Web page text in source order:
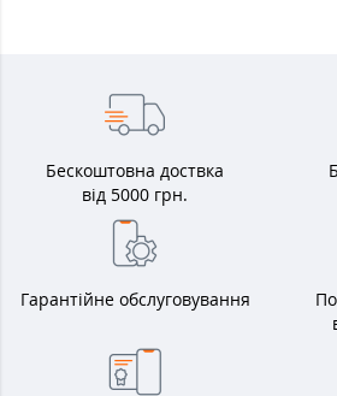
Бескоштовна доствка
від 5000 грн.
Гарантійне обслуговування